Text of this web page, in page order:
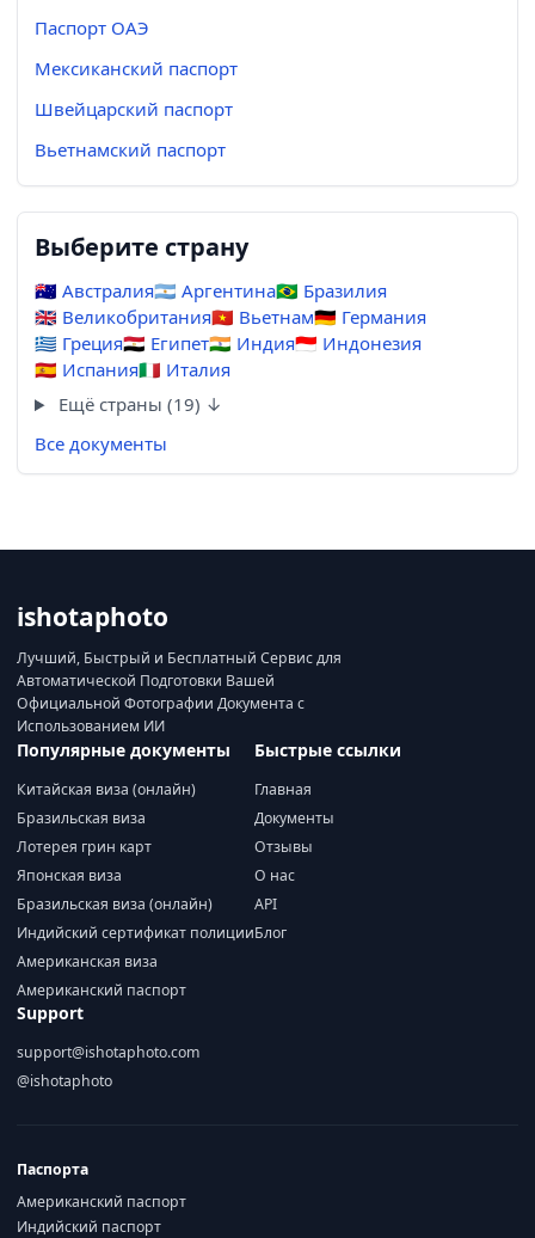
Паспорт ОАЭ
Мексиканский паспорт
Швейцарский паспорт
Вьетнамский паспорт
Выберите страну
🇦🇺 Австралия🇦🇷 Аргентина🇧🇷 Бразилия
🇬🇧 Великобритания🇻🇳 Вьетнам🇩🇪 Германия
🇬🇷 Греция🇪🇬 Египет🇮🇳 Индия🇮🇩 Индонезия
🇪🇸 Испания🇮🇹 Италия
Ещё страны (19) ↓
Все документы
ishotaphoto
Лучший, Быстрый и Бесплатный Сервис для
Автоматической Подготовки Вашей
Официальной Фотографии Документа с
Использованием ИИ
Популярные документы
Китайская виза (онлайн)
Бразильская виза
Лотерея грин карт
Японская виза
Бразильская виза (онлайн)
Индийский сертификат полиции
Американская виза
Американский паспорт
Быстрые ссылки
Главная
Документы
Отзывы
О нас
API
Блог
Support
support@ishotaphoto.com
@ishotaphoto
Паспорта
Американский паспорт
Индийский паспорт